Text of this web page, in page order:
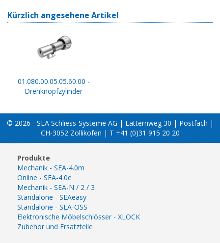
Kürzlich angesehene Artikel
01.080.00.05.05.60.00 -
Drehknopfzylinder
© 2026 - SEA Schliess-Systeme AG | Lätternweg 30 | Postfach |
CH-3052 Zollikofen | T +41 (0)31 915 20 20
Produkte
Mechanik - SEA-4.0m
Online - SEA-4.0e
Mechanik - SEA-N / 2 / 3
Standalone - SEAeasy
Standalone - SEA-OSS
Elektronische Möbelschlösser - XLOCK
Zubehör und Ersatzteile